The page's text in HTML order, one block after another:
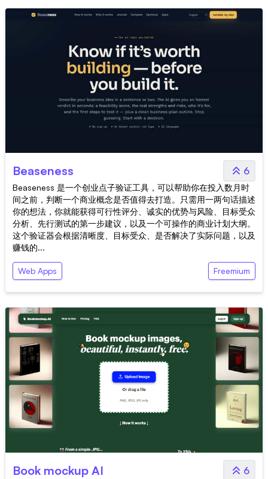
Beaseness 6
Beaseness 是一个创业点子验证工具，可以帮助你在投入数月时
间之前，判断一个商业概念是否值得去打造。只需用一两句话描述
你的想法，你就能获得可行性评分、诚实的优势与风险、目标受众
分析、先行测试的第一步建议，以及一个可操作的商业计划大纲。
这个验证器会根据清晰度、目标受众、是否解决了实际问题，以及
赚钱的...
Web Apps Freemium
Book mockup AI 6